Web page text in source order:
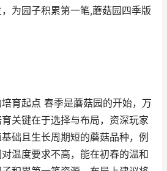
为园子积累第一笔,蘑菇园四季版
育起点 春季是蘑菇园的开始，万
关键在于选择与布局，资深玩家
础且生长周期短的蘑菇品种，例
温度要求不高，能在初春的温和